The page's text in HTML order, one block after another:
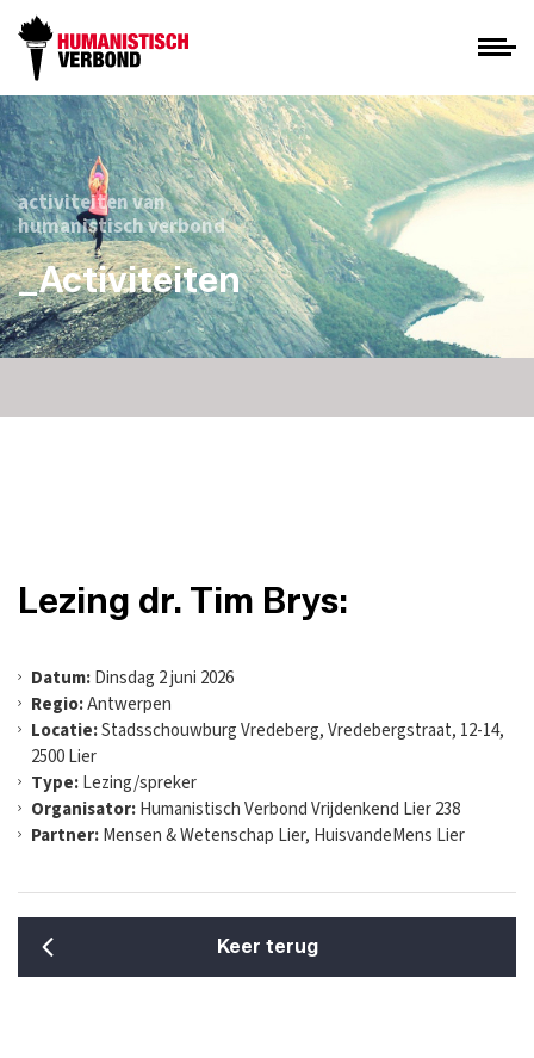
activiteiten van
humanistisch verbond
_Activiteiten
Lezing dr. Tim Brys:
Datum:Dinsdag 2 juni 2026
Regio:Antwerpen
Locatie:Stadsschouwburg Vredeberg, Vredebergstraat, 12-14,
2500 Lier
Type:Lezing/spreker
Organisator:Humanistisch Verbond Vrijdenkend Lier 238
Partner:Mensen & Wetenschap Lier, HuisvandeMens Lier
Keer terug